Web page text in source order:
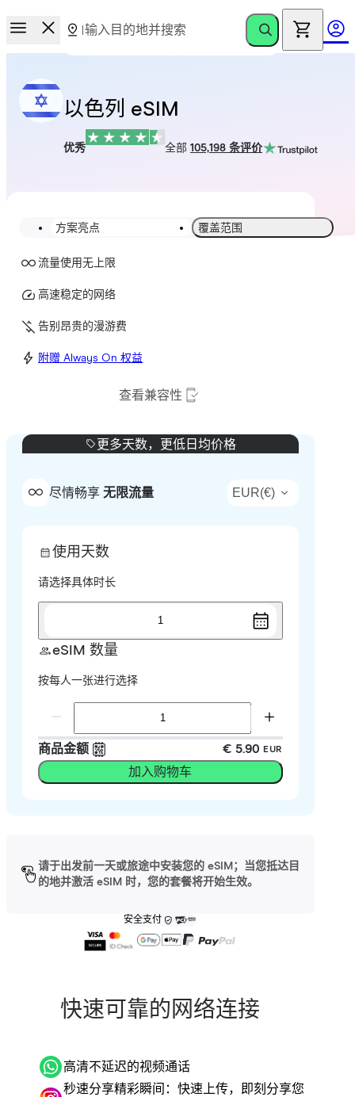
以色列 eSIM
优秀 全部 105,198 条评价
方案亮点 覆盖范围
流量使用无上限
高速稳定的网络
告别昂贵的漫游费
附赠 Always On 权益
查看兼容性
更多天数，更低日均价格
尽情畅享 无限流量 EUR(€)
使用天数
请选择具体时长
1
eSIM 数量
按每人一张进行选择
商品金额 € 5.90 EUR
加入购物车
请于出发前一天或旅途中安装您的 eSIM；当您抵达目
的地并激活 eSIM 时，您的套餐将开始生效。
安全支付
快速可靠的网络连接
高清不延迟的视频通话
秒速分享精彩瞬间：快速上传，即刻分享您